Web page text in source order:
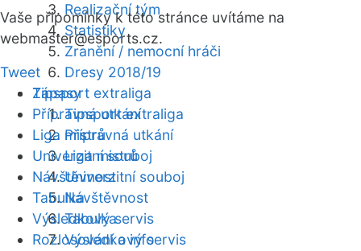
Realizační tým
Statistiky
Zranění / nemocní hráči
Dresy 2018/19
Zápasy
Tipsport extraliga
Přípravná utkání
Liga mistrů
Univerzitní souboj
Návštěvnost
Tabulka
Výsledkový servis
Vaše připomínky k této stránce uvítáme na
webmaster@esports.cz.
Tweet
Tipsport extraliga
Přípravná utkání
Liga mistrů
Univerzitní souboj
Návštěvnost
Tabulka
Výsledkový servis
Rozlosování a info